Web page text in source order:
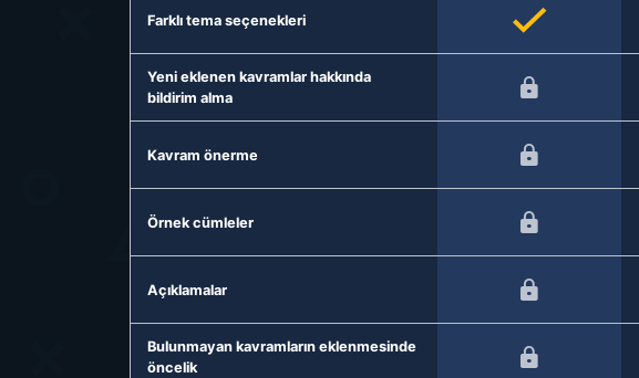
Farklı tema seçenekleri
Yeni eklenen kavramlar hakkında
bildirim alma
Kavram önerme
Örnek cümleler
Açıklamalar
Bulunmayan kavramların eklenmesinde
öncelik